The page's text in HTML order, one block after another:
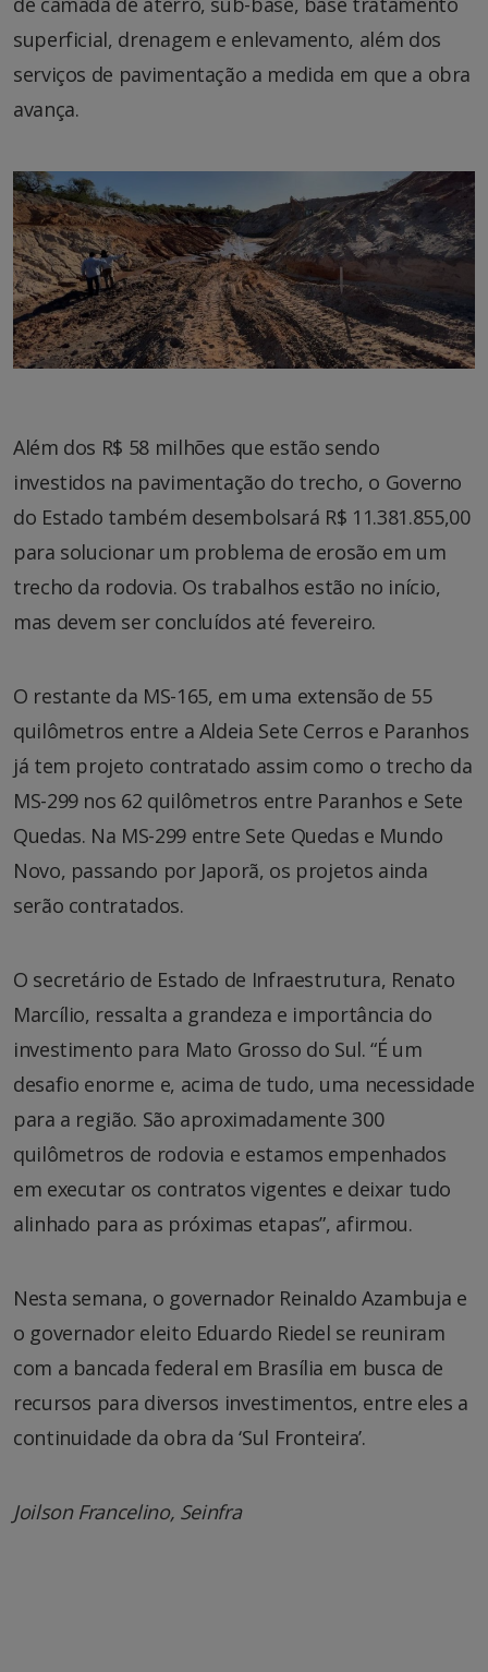
superficial, drenagem e enlevamento, além dos
serviços de pavimentação a medida em que a obra
avança.
Além dos R$ 58 milhões que estão sendo
investidos na pavimentação do trecho, o Governo
do Estado também desembolsará R$ 11.381.855,00
para solucionar um problema de erosão em um
trecho da rodovia. Os trabalhos estão no início,
mas devem ser concluídos até fevereiro.
O restante da MS-165, em uma extensão de 55
quilômetros entre a Aldeia Sete Cerros e Paranhos
já tem projeto contratado assim como o trecho da
MS-299 nos 62 quilômetros entre Paranhos e Sete
Quedas. Na MS-299 entre Sete Quedas e Mundo
Novo, passando por Japorã, os projetos ainda
serão contratados.
O secretário de Estado de Infraestrutura, Renato
Marcílio, ressalta a grandeza e importância do
investimento para Mato Grosso do Sul. “É um
desafio enorme e, acima de tudo, uma necessidade
para a região. São aproximadamente 300
quilômetros de rodovia e estamos empenhados
em executar os contratos vigentes e deixar tudo
alinhado para as próximas etapas”, afirmou.
Nesta semana, o governador Reinaldo Azambuja e
o governador eleito Eduardo Riedel se reuniram
com a bancada federal em Brasília em busca de
recursos para diversos investimentos, entre eles a
continuidade da obra da ‘Sul Fronteira’.
Joilson Francelino, Seinfra